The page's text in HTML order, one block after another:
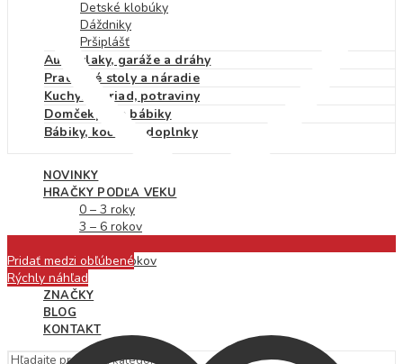
Detské klobúky
Dáždniky
Pršiplášť
Autá, vlaky, garáže a dráhy
Pracovné stoly a náradie
Kuchynky, riad, potraviny
Domčeky pre bábiky
Bábiky, kočíky a doplnky
NOVINKY
HRAČKY PODĽA VEKU
0 – 3 roky
3 – 6 rokov
10 – 12 rokov
ZĽAVY
ZNAČKY
BLOG
KONTAKT
Pridať medzi obľúbené
Rýchly náhľad